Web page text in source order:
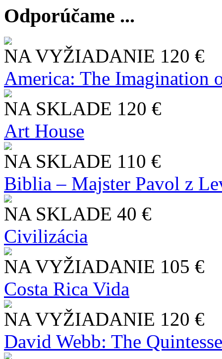
Odporúčame ...
NA VYŽIADANIE 120 €
America: The Imagination
NA SKLADE 120 €
Art House
NA SKLADE 110 €
Biblia – Majster Pavol z
NA SKLADE 40 €
Civilizácia
NA VYŽIADANIE 105 €
Costa Rica Vida
NA VYŽIADANIE 120 €
David Webb: The